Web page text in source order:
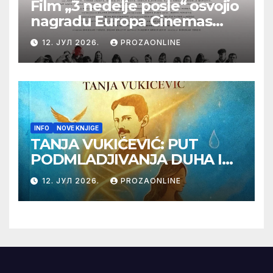
Film „3 nedelje posle“ osvojio
nagradu Europa Cinemas
Label na Filmskom festivalu
u Karlovim Varima
12. ЈУЛ 2026. PROZAONLINE
INFO NOVE KNJIGE
TANJA VUKIĆEVIĆ: PUT
PODMLADJIVANJA DUHA I
TELA SA TESLOM
12. ЈУЛ 2026. PROZAONLINE